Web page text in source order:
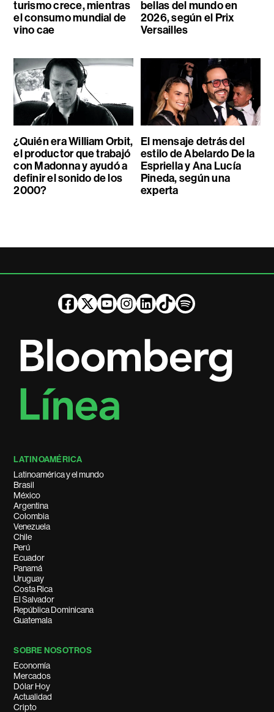
turismo crece, mientras
el consumo mundial de
vino cae
bellas del mundo en
2026, según el Prix
Versailles
¿Quién era William Orbit,
el productor que trabajó
con Madonna y ayudó a
definir el sonido de los
2000?
El mensaje detrás del
estilo de Abelardo De la
Espriella y Ana Lucía
Pineda, según una
experta
LATINOAMÉRICA
Latinoamérica y el mundo
Brasil
México
Argentina
Colombia
Venezuela
Chile
Perú
Ecuador
Panamá
Uruguay
Costa Rica
El Salvador
República Dominicana
Guatemala
SOBRE NOSOTROS
Economía
Mercados
Dólar Hoy
Actualidad
Cripto